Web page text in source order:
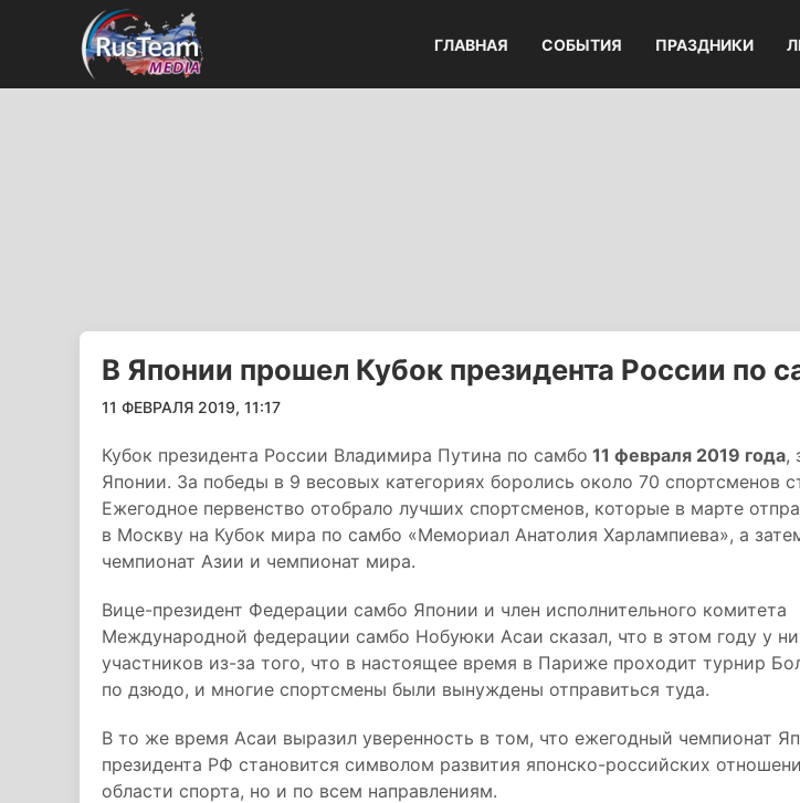
ГЛАВНАЯ СОБЫТИЯ ПРАЗДНИКИ
В Японии прошел Кубок президента России по
11 ФЕВРАЛЯ 2019, 11:17
Кубок президента России Владимира Путина по самбо 11 февраля 2019 года,
Японии. За победы в 9 весовых категориях боролись около 70 спортсменов
Ежегодное первенство отобрало лучших спортсменов, которые в марте
в Москву на Кубок мира по самбо «Мемориал Анатолия Харлампиева», а
чемпионат Азии и чемпионат мира.
Вице-президент Федерации самбо Японии и член исполнительного комитета
Международной федерации самбо Нобуюки Асаи сказал, что в этом году у
участников из-за того, что в настоящее время в Париже проходит турнир
по дзюдо, и многие спортсмены были вынуждены отправиться туда.
В то же время Асаи выразил уверенность в том, что ежегодный чемпионат
президента РФ становится символом развития японско-российских
области спорта, но и по всем направлениям.